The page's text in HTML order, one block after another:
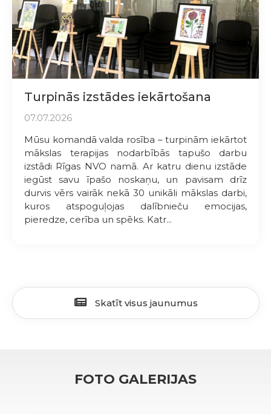
Turpinās izstādes iekārtošana
07.07.2026
Mūsu komandā valda rosība – turpinām iekārtot
mākslas terapijas nodarbībās tapušo darbu
izstādi Rīgas NVO namā. Ar katru dienu izstāde
iegūst savu īpašo noskaņu, un pavisam drīz
durvis vērs vairāk nekā 30 unikāli mākslas darbi,
kuros atspoguļojas dalībnieču emocijas,
pieredze, cerība un spēks. Katr...
Skatīt visus jaunumus
FOTO GALERIJAS